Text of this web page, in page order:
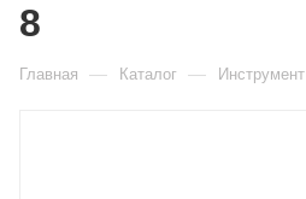
8
Главная — Каталог — Инструмент